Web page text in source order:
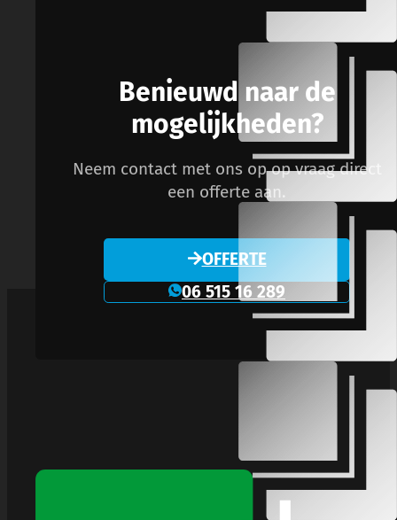
Benieuwd naar de
mogelijkheden?
Neem contact met ons op op vraag direct
een offerte aan.
OFFERTE
06 515 16 289